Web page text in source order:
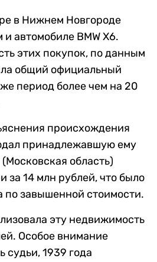
в Нижнем Новгороде
автомобиле BMW X6.
этих покупок, по данным
общий официальный
период более чем на 20
происхождения
принадлежавшую ему
область)
за 14 млн рублей, что было
по завышенной стоимости.
эту недвижимость
Особое внимание
судьи, 1939 года